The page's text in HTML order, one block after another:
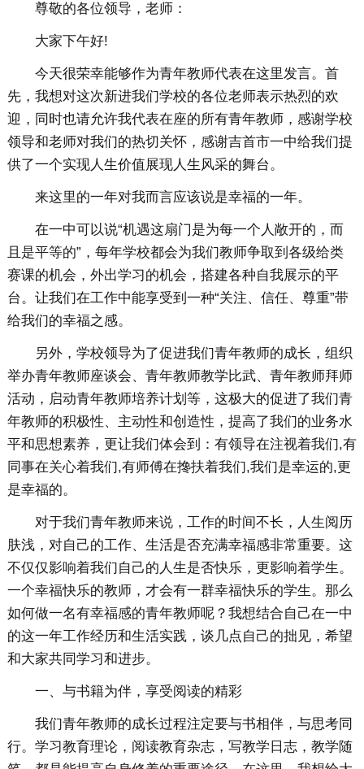
尊敬的各位领导，老师：
大家下午好!
今天很荣幸能够作为青年教师代表在这里发言。首
先，我想对这次新进我们学校的各位老师表示热烈的欢
迎，同时也请允许我代表在座的所有青年教师，感谢学校
领导和老师对我们的热切关怀，感谢吉首市一中给我们提
供了一个实现人生价值展现人生风采的舞台。
来这里的一年对我而言应该说是幸福的一年。
在一中可以说“机遇这扇门是为每一个人敞开的，而
且是平等的”，每年学校都会为我们教师争取到各级给类
赛课的机会，外出学习的机会，搭建各种自我展示的平
台。让我们在工作中能享受到一种“关注、信任、尊重”带
给我们的幸福之感。
另外，学校领导为了促进我们青年教师的成长，组织
举办青年教师座谈会、青年教师教学比武、青年教师拜师
活动，启动青年教师培养计划等，这极大的促进了我们青
年教师的积极性、主动性和创造性，提高了我们的业务水
平和思想素养，更让我们体会到：有领导在注视着我们,有
同事在关心着我们,有师傅在搀扶着我们,我们是幸运的,更
是幸福的。
对于我们青年教师来说，工作的时间不长，人生阅历
肤浅，对自己的工作、生活是否充满幸福感非常重要。这
不仅仅影响着我们自己的人生是否快乐，更影响着学生。
一个幸福快乐的教师，才会有一群幸福快乐的学生。那么
如何做一名有幸福感的青年教师呢？我想结合自己在一中
的这一年工作经历和生活实践，谈几点自己的拙见，希望
和大家共同学习和进步。
一、与书籍为伴，享受阅读的精彩
我们青年教师的成长过程注定要与书相伴，与思考同
行。学习教育理论，阅读教育杂志，写教学日志，教学随